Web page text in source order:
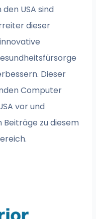
USA sind
dieser
Dieser
Computer
vor und
zu diesem